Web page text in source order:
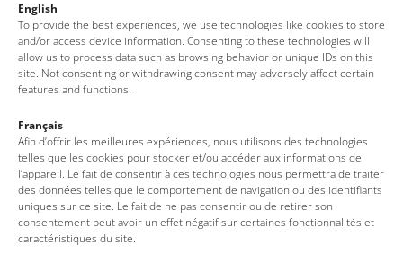
English
To provide the best experiences, we use technologies like cookies to store
and/or access device information. Consenting to these technologies will
allow us to process data such as browsing behavior or unique IDs on this
site. Not consenting or withdrawing consent may adversely affect certain
features and functions.
Français
Afin d’offrir les meilleures expériences, nous utilisons des technologies
telles que les cookies pour stocker et/ou accéder aux informations de
l’appareil. Le fait de consentir à ces technologies nous permettra de traiter
des données telles que le comportement de navigation ou des identifiants
uniques sur ce site. Le fait de ne pas consentir ou de retirer son
consentement peut avoir un effet négatif sur certaines fonctionnalités et
caractéristiques du site.
Oficina de Turisme de Tossa de Mar
Av. del Pelegrí, 25 – Edifici La Nau · 17320 – Tossa de Mar
(Girona – Costa Brava)
Tel: + 00 34 972 340 108 · Mail: info@visittossa.com
Nota legal·Política de cookies